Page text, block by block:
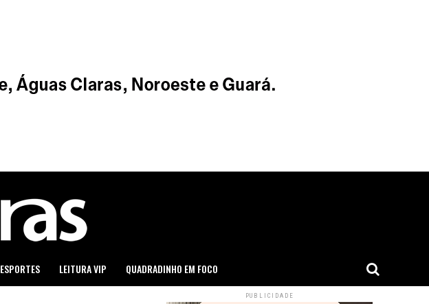
ESPORTES LEITURA VIP QUADRADINHO EM FOCO
PUBLICIDADE